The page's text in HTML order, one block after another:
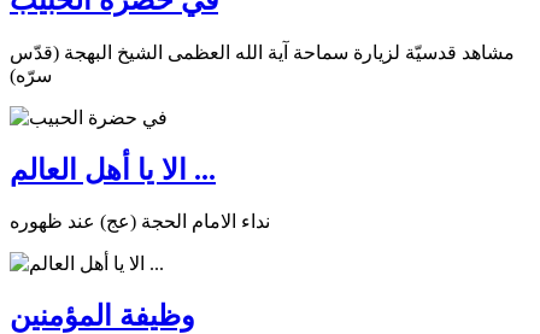
مشاهد قدسيّة لزيارة سماحة آية الله العظمى الشيخ البهجة (قدّس
سرّه)
الا يا أهل العالم ...
نداء الامام الحجة (عج) عند ظهوره
وظيفة المؤمنين